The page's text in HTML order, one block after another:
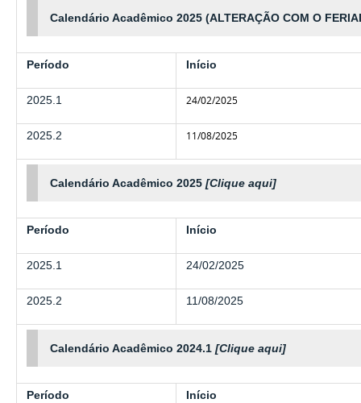
Calendário Acadêmico 2025 (ALTERAÇÃO COM O
Período Início
2025.1 24/02/2025
2025.2 11/08/2025
Calendário Acadêmico 2025 [Clique aqui]
Período Início
2025.1 24/02/2025
2025.2 11/08/2025
Calendário Acadêmico 2024.1[Clique aqui]
Período Início